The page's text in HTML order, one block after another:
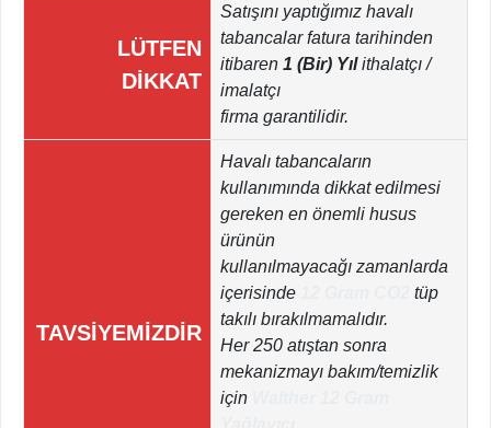
LÜTFEN
DİKKAT
Satışını yaptığımız havalı
tabancalar fatura tarihinden
itibaren 1 (Bir) Yılithalatçı /
imalatçı
​firma garantilidir.
TAVSİYEMİZDİR
Havalı tabancaların
kullanımında dikkat edilmesi
gereken en önemli husus
ürünün
kullanılmayacağı zamanlarda
içerisinde
tüp
takılı bırakılmamalıdır.
Her 250 atıştan sonra
mekanizmayı bakım/temizlik
için